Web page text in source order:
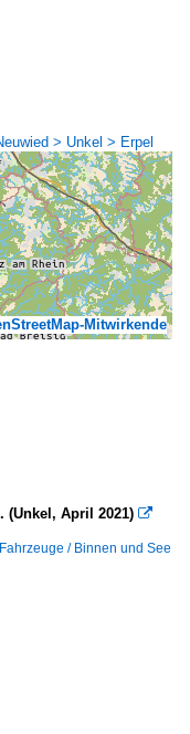
> Unkel > Erpel
Mitwirkende
(Unkel, April 2021) 
/ Binnen und See